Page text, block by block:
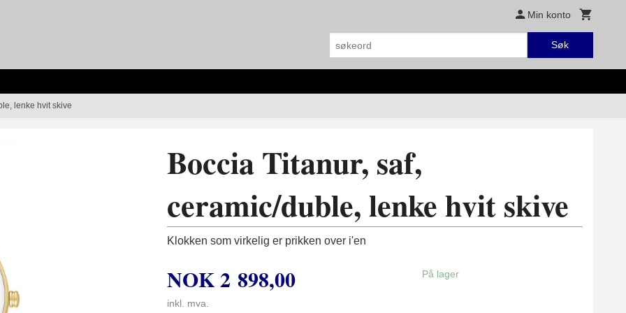
Min konto
Søk
lenke hvit skive
Boccia Titanur, saf,
ceramic/duble, lenke hvit skive
Klokken som virkelig er prikken over i'en
NOK2 898,00
inkl. mva.
På lager